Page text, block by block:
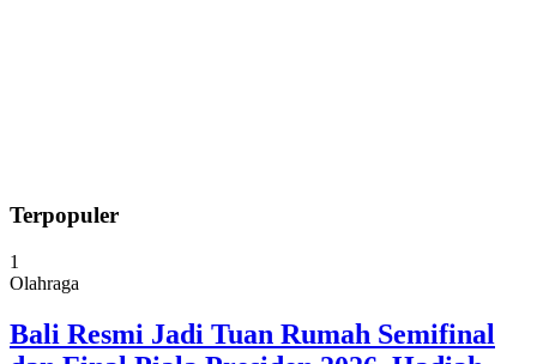
Terpopuler
1
Olahraga
Bali Resmi Jadi Tuan Rumah Semifinal